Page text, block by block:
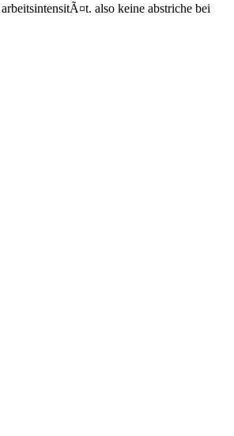
also keine abstriche bei